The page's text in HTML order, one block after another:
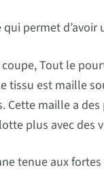
qui permet
Tout le
tissu est maille
maille a
plus avec des
tenue aux